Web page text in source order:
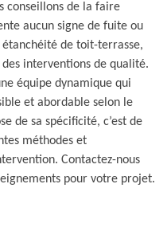
conseillons de la faire
aucun signe de fuite ou
étanchéité de toit-terrasse,
interventions de qualité.
équipe dynamique qui
et abordable selon le
de sa spécificité, c’est de
méthodes et
Contactez-nous
pour votre projet.